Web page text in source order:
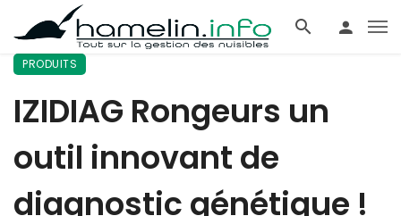
PRODUITS
IZIDIAG Rongeurs un
outil innovant de
diagnostic génétique !